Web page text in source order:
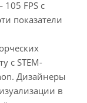
FPS с
показатели
с STEM-
Дизайнеры
в